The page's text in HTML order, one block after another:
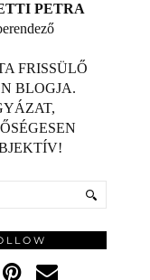
PETRA
FRISSÜLŐ
BLOGJA.